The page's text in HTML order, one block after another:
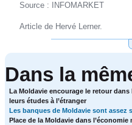
Source : INFOMARKET
Article de Hervé Lerner.
Dans la
La Moldavie encourage le retour
leurs études à l’étranger
Les banques de Moldavie sont assez
Place de la Moldavie dans l’économie